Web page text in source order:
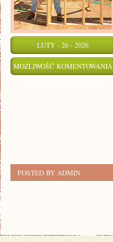
LUTY - 26 - 2026
MOŻLIWOŚĆ KOMENTOWANIA
POSTED BY ADMIN